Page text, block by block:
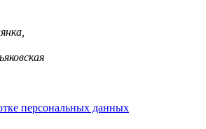
персональных данных